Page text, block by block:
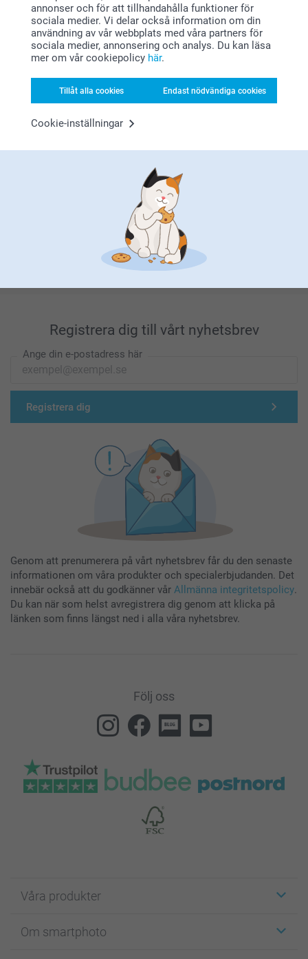
annonser och för att tillhandahålla funktioner för
sociala medier. Vi delar också information om din
användning av vår webbplats med våra partners för
sociala medier, annonsering och analys. Du kan läsa
mer om vår cookiepolicy här.
Tillåt alla cookies Endast nödvändiga cookies
Cookie-inställningar
Bonus på alla dina köp
Letar du efter inspiration?
Förstklassig kundservice
Registrera dig till vårt nyhetsbrev
Ange din e-postadress här
Registrera dig
Genom att prenumerera på vårt nyhetsbrev får du den senaste
informationen om våra produkter och specialerbjudanden. Det
innebär också att du godkänner vår Allmänna integritetspolicy.
Du kan när som helst avregistrera dig genom att klicka på
länken som finns längst ned i alla våra nyhetsbrev.
Följ oss
Våra produkter
Fotokort
Om smartphoto